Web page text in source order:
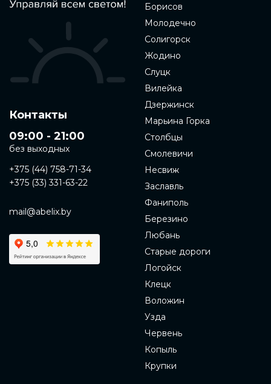
Контакты
09:00 - 21:00
без выходных
+375 (44) 758-71-34
+375 (33) 331-63-22
mail@abelix.by
Борисов
Молодечно
Солигорск
Жодино
Слуцк
Вилейка
Дзержинск
Марьина Горка
Столбцы
Смолевичи
Несвиж
Заславль
Фаниполь
Березино
Любань
Старые дороги
Логойск
Клецк
Воложин
Узда
Червень
Копыль
Крупки